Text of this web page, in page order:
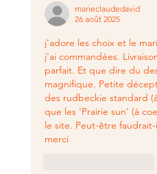
mariage
marieclaudedavid
26 août 2025
j'adore les choix et le
j'ai commandées.
parfait. Et que dire du
magnifique. Petite
des rudbeckie standard
que les 'Prairie sun' (à
le site. Peut-être
merci